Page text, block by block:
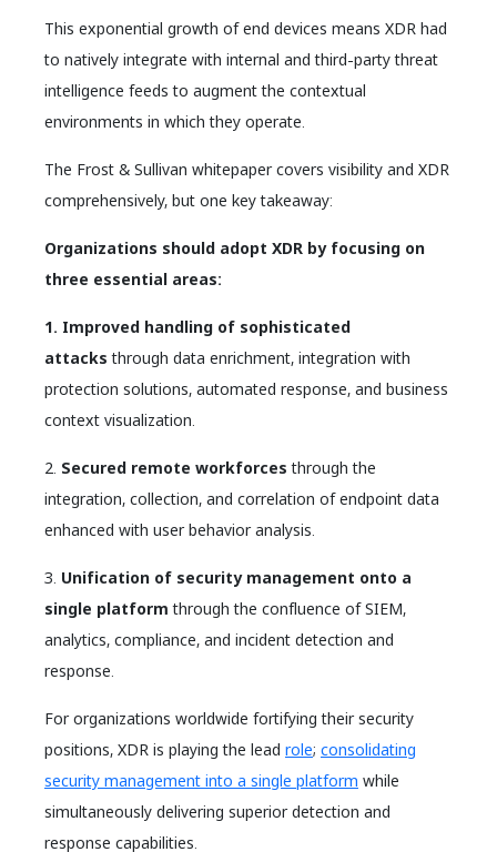
This exponential growth of end devices means XDR had
to natively integrate with internal and third-party threat
intelligence feeds to augment the contextual
environments in which they operate.
The Frost & Sullivan whitepaper covers visibility and XDR
comprehensively, but one key takeaway:
Organizations should adopt XDR by focusing on
three essential areas:
1. Improved handling of sophisticated
attacks through data enrichment, integration with
protection solutions, automated response, and business
context visualization.
2. Secured remote workforces through the
integration, collection, and correlation of endpoint data
enhanced with user behavior analysis.
3. Unification of security management onto a
single platform through the confluence of SIEM,
analytics, compliance, and incident detection and
response.
For organizations worldwide fortifying their security
positions, XDR is playing the lead role; consolidating
security management into a single platform while
simultaneously delivering superior detection and
response capabilities.